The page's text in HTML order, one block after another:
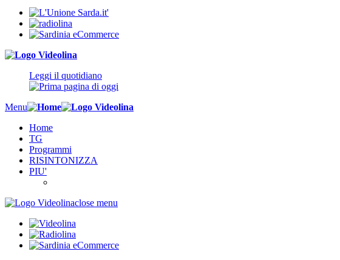
Leggi il quotidiano
Menu
Home
TG
Programmi
RISINTONIZZA
PIU'
close menu